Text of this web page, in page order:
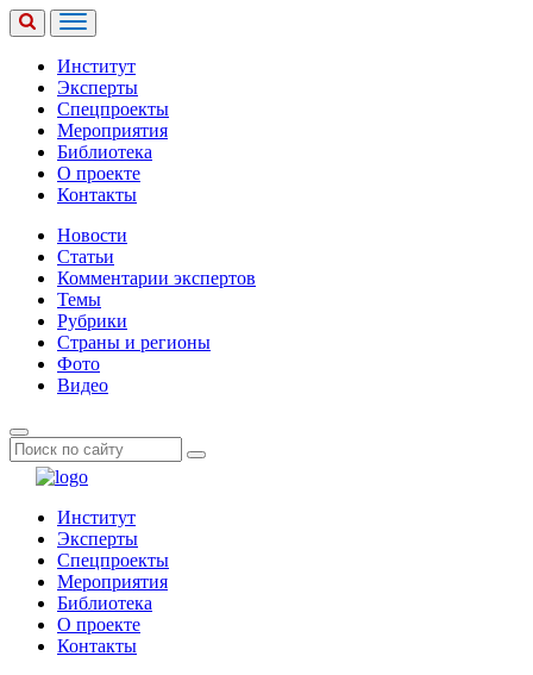
Институт
Эксперты
Спецпроекты
Мероприятия
Библиотека
О проекте
Контакты
Новости
Статьи
Комментарии экспертов
Темы
Рубрики
Страны и регионы
Фото
Видео
Институт
Эксперты
Спецпроекты
Мероприятия
Библиотека
О проекте
Контакты